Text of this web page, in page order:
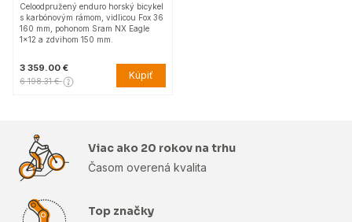
Celoodpružený enduro horský bicykel
s karbónovým rámom, vidlicou Fox 36
160 mm, pohonom Sram NX Eagle
1x12 a zdvihom 150 mm.
3 359.00 €
6 198.31 € Kúpiť
Viac ako 20 rokov na trhu
Časom overená kvalita
Top značky